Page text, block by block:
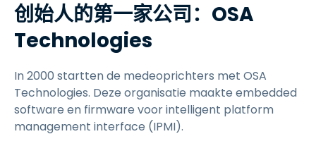
创始人的第一家公司：OSA
Technologies
In 2000 startten de medeoprichters met OSA
Technologies. Deze organisatie maakte embedded
software en firmware voor intelligent platform
management interface (IPMI).